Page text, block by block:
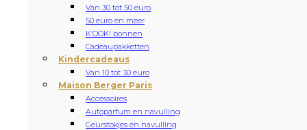
Van 30 tot 50 euro
50 euro en meer
K’OOK! bonnen
Cadeaupakketten
Kindercadeaus
Van 10 tot 30 euro
Maison Berger Paris
Accessoires
Autoparfum en navulling
Geurstokjes en navulling